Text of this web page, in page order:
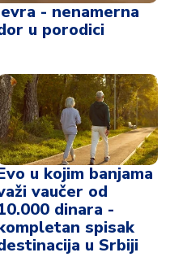
- nenamerna
u porodici
u kojim banjama
vaučer od
dinara -
spisak
u Srbiji